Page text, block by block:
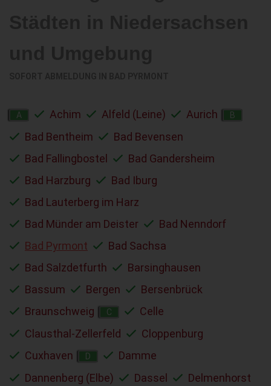
A Achim Alfeld (Leine) Aurich B
Bad Bentheim
Bad Bevensen
Bad Fallingbostel
Bad Gandersheim
Bad Harzburg
Bad Iburg
Bad Lauterberg im Harz
Bad Münder am Deister
Bad Nenndorf
Bad Pyrmont
Bad Sachsa
Bad Salzdetfurth
Barsinghausen
Bassum
Bergen
Bersenbrück
Braunschweig
C
Celle
Clausthal-Zellerfeld
Cloppenburg
Cuxhaven
D
Damme
Dannenberg (Elbe)
Dassel
Delmenhorst